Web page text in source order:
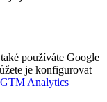
používáte Google
je konfigurovat
GTM Analytics